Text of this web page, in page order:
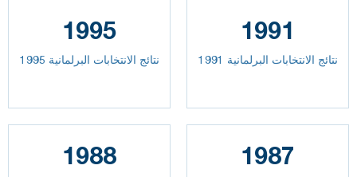
1995
نتائج الانتخابات البرلمانية 1995
1991
نتائج الانتخابات البرلمانية 1991
1988 1987